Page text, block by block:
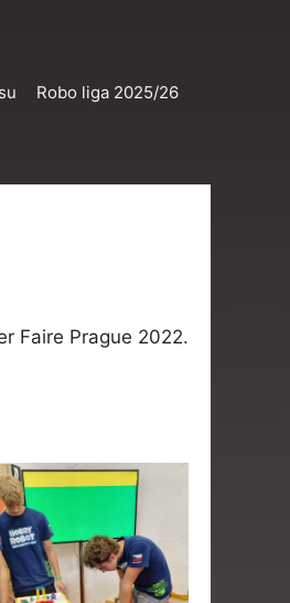
Robo liga 2025/26
Faire Prague 2022.